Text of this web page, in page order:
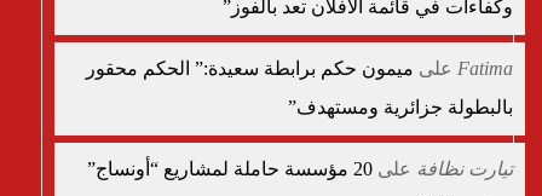
وكفاءات في قائمة الأفلان تعد بالفوز”
Fatima على ميمون حكم برابطة سعيدة:” الحكم محقور
بالبطولة جزائرية ومستهدف”
تيارت نظافة على
20 مؤسسة حاملة لمشاريع “أونساج”